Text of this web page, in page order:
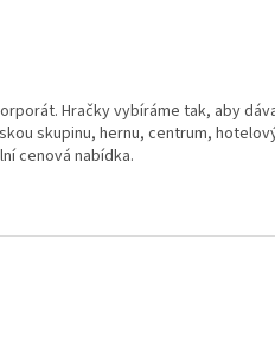
Hračky vybíráme tak, aby
skupinu, hernu, centrum,
cenová nabídka.